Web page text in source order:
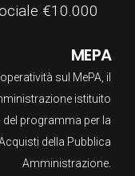
€10.000
MEPA
sul MePA, il
istituito
del programma per la
della Pubblica
Amministrazione.